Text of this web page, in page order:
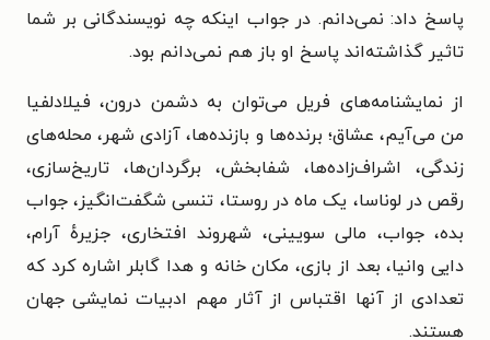
پاسخ داد: نمی‌دانم. در جواب اینکه چه نویسندگانی بر شما
تاثیر گذاشته‌اند پاسخ او باز هم نمی‌دانم بود.
از نمایشنامه‌های فریل می‌توان به دشمن درون، فیلادلفیا
من می‌آیم، عشاق؛ برنده‌ها و بازنده‌ها، آزادی شهر، محله‌های
زندگی، اشراف‌زاده‌ها، شفابخش، برگردان‌ها، تاریخ‌سازی،
رقص در لوناسا، یک ماه در روستا، تنسی شگفت‌انگیز، جواب
بده، جواب، مالی سویینی، شهروند افتخاری، جزیرهٔ آرام،
دایی وانیا، بعد از بازی، مکان خانه و هدا گابلر اشاره کرد که
تعدادی از آنها اقتباس از آثار مهم ادبیات نمایشی جهان
هستند.